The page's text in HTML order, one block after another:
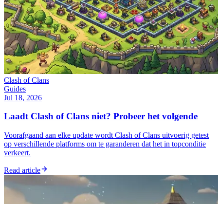
Clash of Clans
Guides
Jul 18, 2026
Laadt Clash of Clans niet? Probeer het volgende
Voorafgaand aan elke update wordt Clash of Clans uitvoerig getest
op verschillende platforms om te garanderen dat het in topconditie
verkeert.
Read article